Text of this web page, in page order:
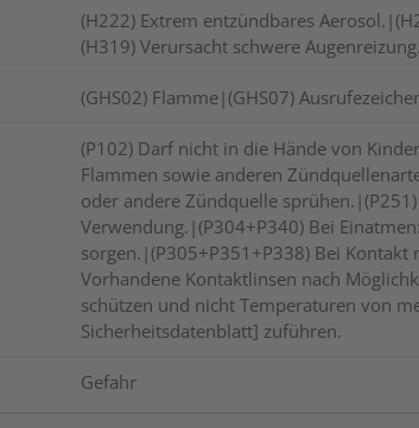
(H222) Extrem entzündbares
(H319) Verursacht schwere
(GHS02) Flamme|(GHS07)
(P102) Darf nicht in die Hände von
Flammen sowie anderen
oder andere Zündquelle
Verwendung.|(P304+P340) Bei
sorgen.|(P305+P351+P338) Bei
Vorhandene Kontaktlinsen nach
schützen und nicht Temperaturen von
Sicherheitsdatenblatt] zuführen.
Gefahr